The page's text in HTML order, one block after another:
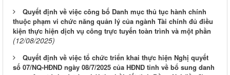
Quyết định về việc công bố Danh mục thủ tục hành chính
thuộc phạm vi chức năng quản lý của ngành Tài chính đủ điều
kiện thực hiện dịch vụ công trực tuyến toàn trình và một phần
(12/08/2025)
Quyết định về việc tổ chức triển khai thực hiện Nghị quyết
số 07/NQ-HĐND ngày 08/7/2025 của HĐND tỉnh về bổ sung danh